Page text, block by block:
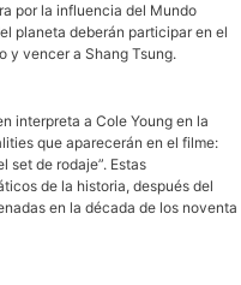
por la influencia del Mundo
planeta deberán participar en el
y vencer a Shang Tsung.
interpreta a Cole Young en la
que aparecerán en el filme:
set de rodaje”. Estas
de la historia, después del
en la década de los noventa